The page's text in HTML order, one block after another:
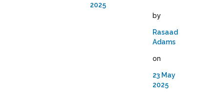
2025
by
Rasaad
Adams
on
23 May
2025